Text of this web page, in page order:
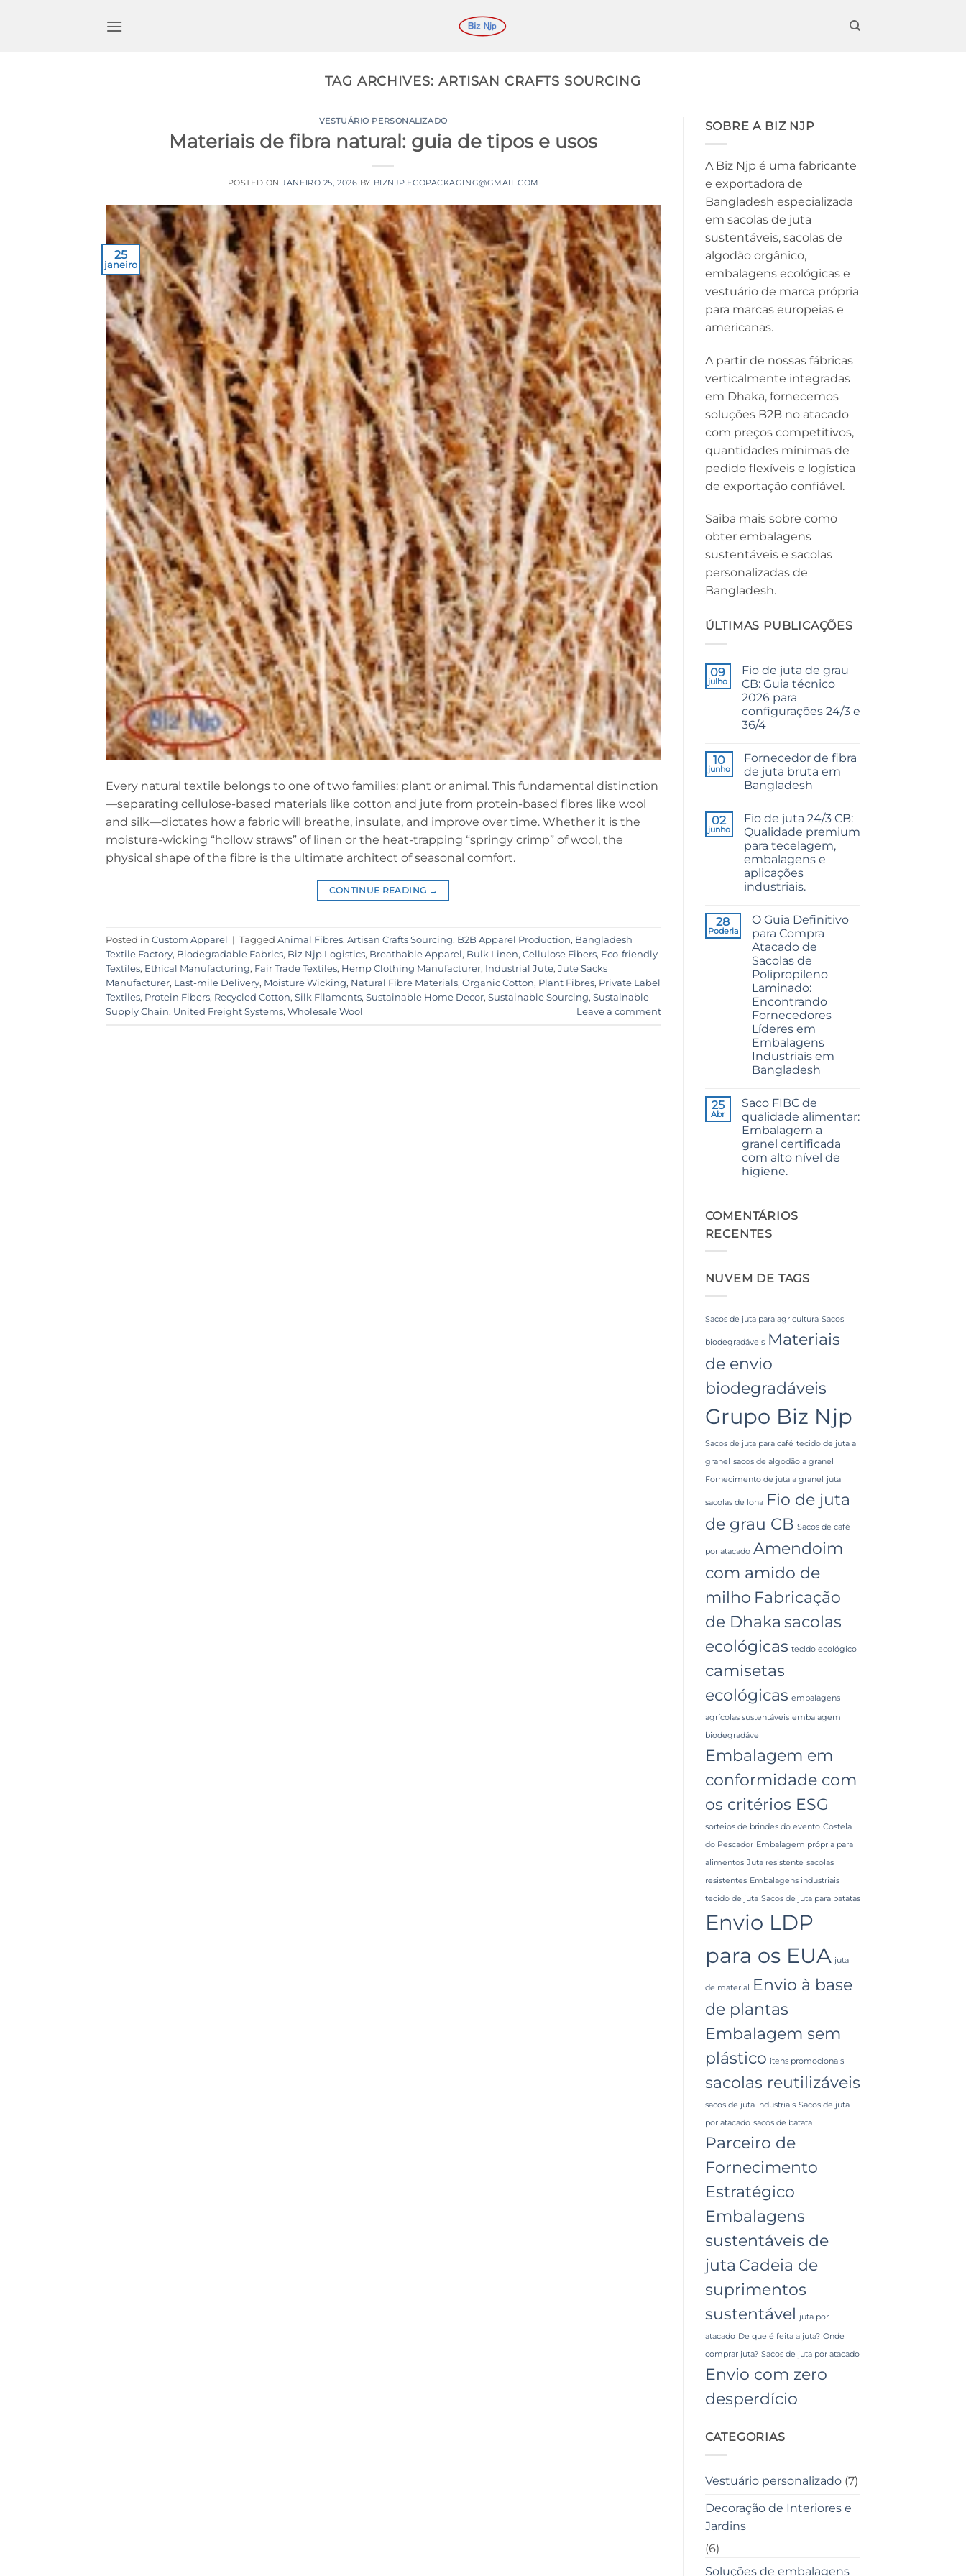
TAG ARCHIVES: ARTISAN CRAFTS SOURCING
VESTUÁRIO PERSONALIZADO
Materiais de fibra natural: guia de tipos e usos
POSTED ONJANEIRO 25, 2026 BY BIZNJP.ECOPACKAGING@GMAIL.COM
25
janeiro
Every natural textile belongs to one of two families: plant or animal. This fundamental distinction
—separating cellulose-based materials like cotton and jute from protein-based fibres like wool
and silk—dictates how a fabric will breathe, insulate, and improve over time. Whether it is the
moisture-wicking “hollow straws” of linen or the heat-trapping “springy crimp” of wool, the
physical shape of the fibre is the ultimate architect of seasonal comfort.
CONTINUE READING →
Posted in Custom Apparel | Tagged Animal Fibres, Artisan Crafts Sourcing, B2B Apparel Production, Bangladesh
Textile Factory, Biodegradable Fabrics, Biz Njp Logistics, Breathable Apparel, Bulk Linen, Cellulose Fibers, Eco-friendly
Textiles, Ethical Manufacturing, Fair Trade Textiles, Hemp Clothing Manufacturer, Industrial Jute, Jute Sacks
Manufacturer, Last-mile Delivery, Moisture Wicking, Natural Fibre Materials, Organic Cotton, Plant Fibres, Private Label
Textiles, Protein Fibers, Recycled Cotton, Silk Filaments, Sustainable Home Decor, Sustainable Sourcing, Sustainable
Supply Chain, United Freight Systems, Wholesale Wool Leave a comment
SOBRE A BIZ NJP
A Biz Njp é uma fabricante
e exportadora de
Bangladesh especializada
em sacolas de juta
sustentáveis, sacolas de
algodão orgânico,
embalagens ecológicas e
vestuário de marca própria
para marcas europeias e
americanas.
A partir de nossas fábricas
verticalmente integradas
em Dhaka, fornecemos
soluções B2B no atacado
com preços competitivos,
quantidades mínimas de
pedido flexíveis e logística
de exportação confiável.
Saiba mais sobre como
obter embalagens
sustentáveis ​​e sacolas
personalizadas de
Bangladesh.
ÚLTIMAS PUBLICAÇÕES
09
julho
Fio de juta de grau
CB: Guia técnico
2026 para
configurações 24/3 e
36/4
em
CB
Grade
Jute
Technical
2026
Guide
to
24/3
and
36/4
Configurations
10
junho
Fornecedor de fibra
de juta bruta em
Bangladesh
em
Raw
Jute
Fibre
Supplier
Bangladesh
02
junho
Fio de juta 24/3 CB:
Qualidade premium
para tecelagem,
embalagens e
aplicações
industriais.
em
24/3
CB
Grade
Jute
Yarn:
Premium
Quality
for
Weaving,
Packaging
and
Industrial
Applications
28
Poderia
O Guia Definitivo
para Compra
Atacado de
Sacolas de
Polipropileno
Laminado:
Encontrando
Fornecedores
Líderes em
Embalagens
Industriais em
Bangladesh
em
The
Ultimate
Guide
to
Laminated
PP
Woven
Bags
a
Industrial
25
Abr
Saco FIBC de
qualidade alimentar:
Embalagem a
granel certificada
com alto nível de
higiene.
Food
Grade
FIBC
Bag:
Bulk
COMENTÁRIOS
RECENTES
NUVEM DE TAGS
Sacos de juta para agricultura Sacos
biodegradáveis Materiais
de envio
biodegradáveis
Grupo Biz Njp
Sacos de juta para café tecido de juta a
granel sacos de algodão a granel
Fornecimento de juta a granel juta
sacolas de lona Fio de juta
de grau CB Sacos de café
por atacado Amendoim
com amido de
milho Fabricação
de Dhaka sacolas
ecológicas tecido ecológico
camisetas
ecológicas embalagens
agrícolas sustentáveis embalagem
biodegradável
Embalagem em
conformidade com
os critérios ESG
sorteios de brindes do evento Costela
do Pescador Embalagem própria para
alimentos Juta resistente sacolas
resistentes Embalagens industriais
tecido de juta Sacos de juta para batatas
Envio LDP
para os EUA juta
de material Envio à base
de plantas
Embalagem sem
plástico itens promocionais
sacolas reutilizáveis
sacos de juta industriais Sacos de juta
por atacado sacos de batata
Parceiro de
Fornecimento
Estratégico
Embalagens
sustentáveis ​​de
juta Cadeia de
suprimentos
sustentável juta por
atacado De que é feita a juta? Onde
comprar juta? Sacos de juta por atacado
Envio com zero
desperdício
CATEGORIAS
Vestuário personalizado(7)
Decoração de Interiores e
Jardins
(6)
Soluções de embalagens